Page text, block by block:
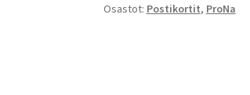
ja
Osastot: Postikortit, ProNa